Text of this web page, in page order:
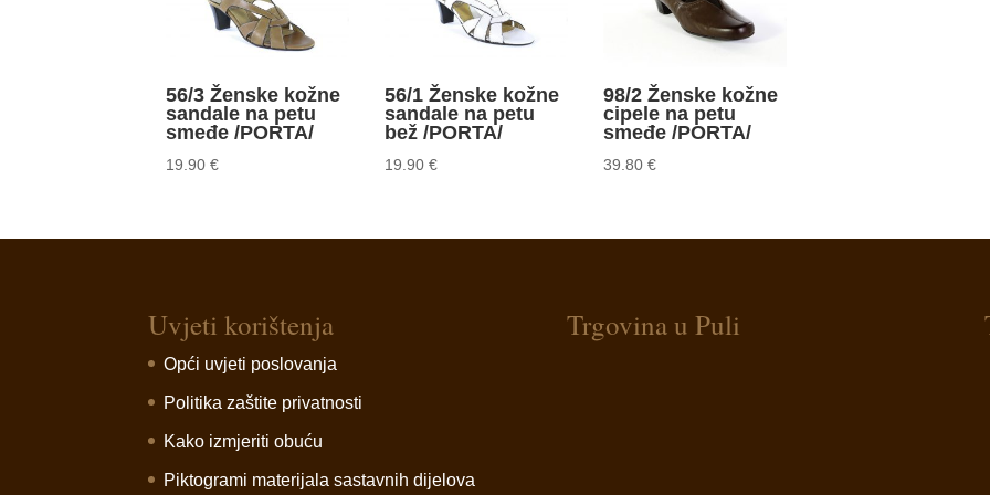
56/3 Ženske kožne
sandale na petu
smeđe /PORTA/
19.90€
56/1 Ženske kožne
sandale na petu
bež /PORTA/
19.90€
98/2 Ženske kožne
cipele na petu
smeđe /PORTA/
39.80€
Uvjeti korištenja
Opći uvjeti poslovanja
Politika zaštite privatnosti
Kako izmjeriti obuću
Piktogrami materijala sastavnih dijelova
Trgovina u Puli